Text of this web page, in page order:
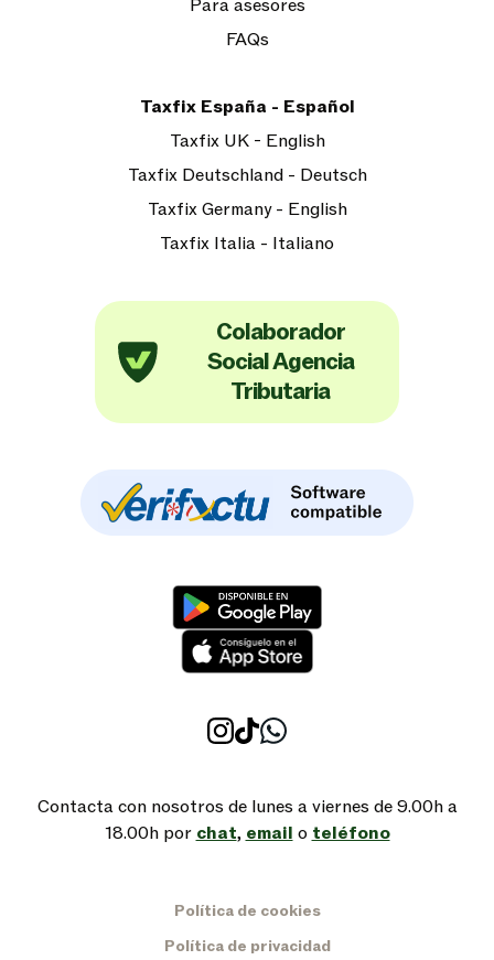
Para asesores
FAQs
Taxfix España - Español
Taxfix UK - English
Taxfix Deutschland - Deutsch
Taxfix Germany - English
Taxfix Italia - Italiano
Colaborador
Social Agencia
Tributaria
Contacta con nosotros de lunes a viernes de 9.00h a
18.00h por chat, email o teléfono
Política de cookies
Política de privacidad